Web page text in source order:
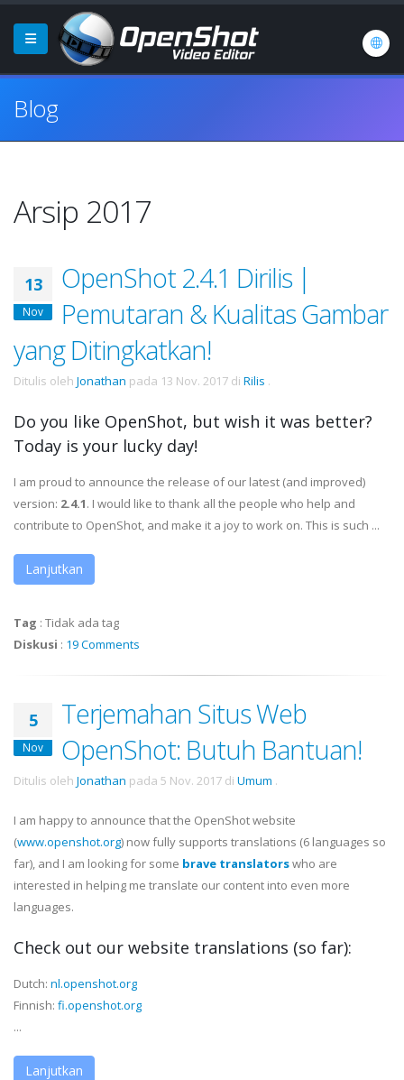
Blog
Arsip 2017
13
Nov
OpenShot 2.4.1 Dirilis |
Pemutaran & Kualitas Gambar
yang Ditingkatkan!
Ditulis oleh Jonathan pada 13 Nov. 2017 di Rilis .
Do you like OpenShot, but wish it was better?
Today is your lucky day!
I am proud to announce the release of our latest (and improved)
version: 2.4.1. I would like to thank all the people who help and
contribute to OpenShot, and make it a joy to work on. This is such ...
Lanjutkan
Tag : Tidak ada tag
Diskusi : 19 Comments
5
Nov
Terjemahan Situs Web
OpenShot: Butuh Bantuan!
Ditulis oleh Jonathan pada 5 Nov. 2017 di Umum .
I am happy to announce that the OpenShot website
(www.openshot.org) now fully supports translations (6 languages so
far), and I am looking for some brave translatorswho are
interested in helping me translate our content into even more
languages.
Check out our website translations (so far):
Dutch: nl.openshot.org
Finnish: fi.openshot.org
...
Lanjutkan